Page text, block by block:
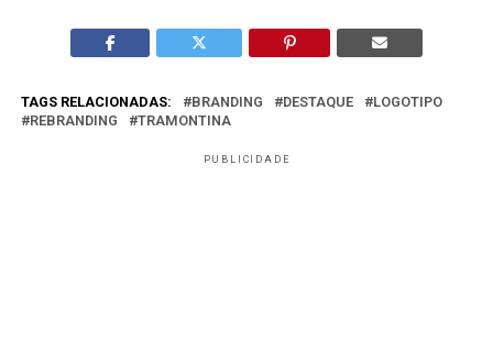
TAGS RELACIONADAS: BRANDING DESTAQUE
LOGOTIPO
REBRANDING
TRAMONTINA
PUBLICIDADE